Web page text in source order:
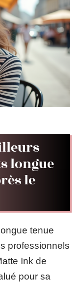
longue
le
tenue
professionnels
Ink de
pour sa